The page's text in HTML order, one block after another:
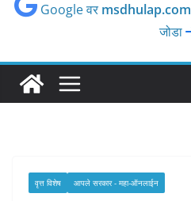
Google वर msdhulap.com
जोडा
वृत्त विशेष आपले सरकार - महा-ऑनलाईन